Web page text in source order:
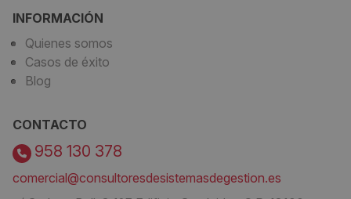
INFORMACIÓN
Quienes somos
Casos de éxito
Blog
CONTACTO
958 130 378
comercial@consultoresdesistemasdegestion.es